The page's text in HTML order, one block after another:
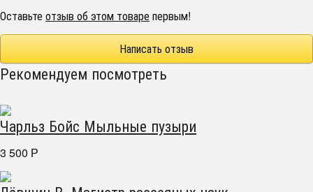
Оставьтеотзыв об этом товарепервым!
Написать отзыв
Рекомендуем посмотреть
Чарльз Бойс Мыльные пузыри
3 500 Р